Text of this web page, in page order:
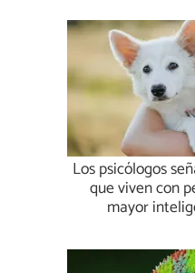
Los psicólogos
que viven con
mayor